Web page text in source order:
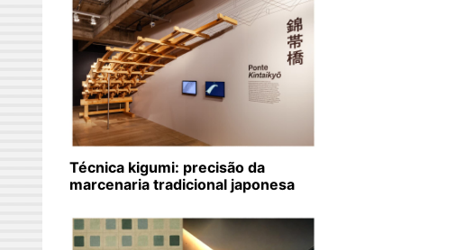
Técnica kigumi: precisão da
marcenaria tradicional japonesa